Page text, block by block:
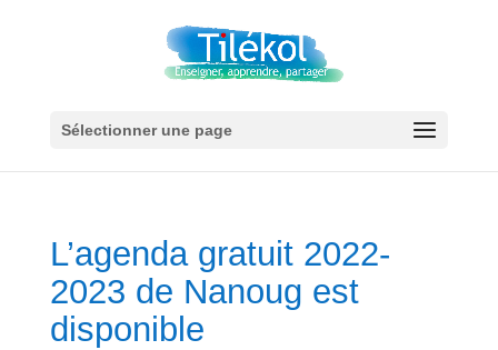
Sélectionner une page
L’agenda gratuit 2022-
2023 de Nanoug est
disponible